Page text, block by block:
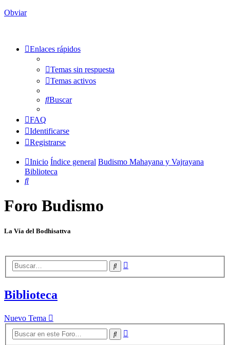
Obviar
Enlaces rápidos
Temas sin respuesta
Temas activos
Buscar
FAQ
Identificarse
Registrarse
Inicio Índice general Budismo Mahayana y Vajrayana
Biblioteca
Buscar
Foro Budismo
La Vía del Bodhisattva
Buscar
Biblioteca
Nuevo Tema
Buscar